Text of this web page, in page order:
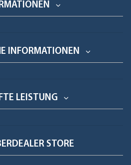
INFORMATIONEN
LEISTUNG
STORE